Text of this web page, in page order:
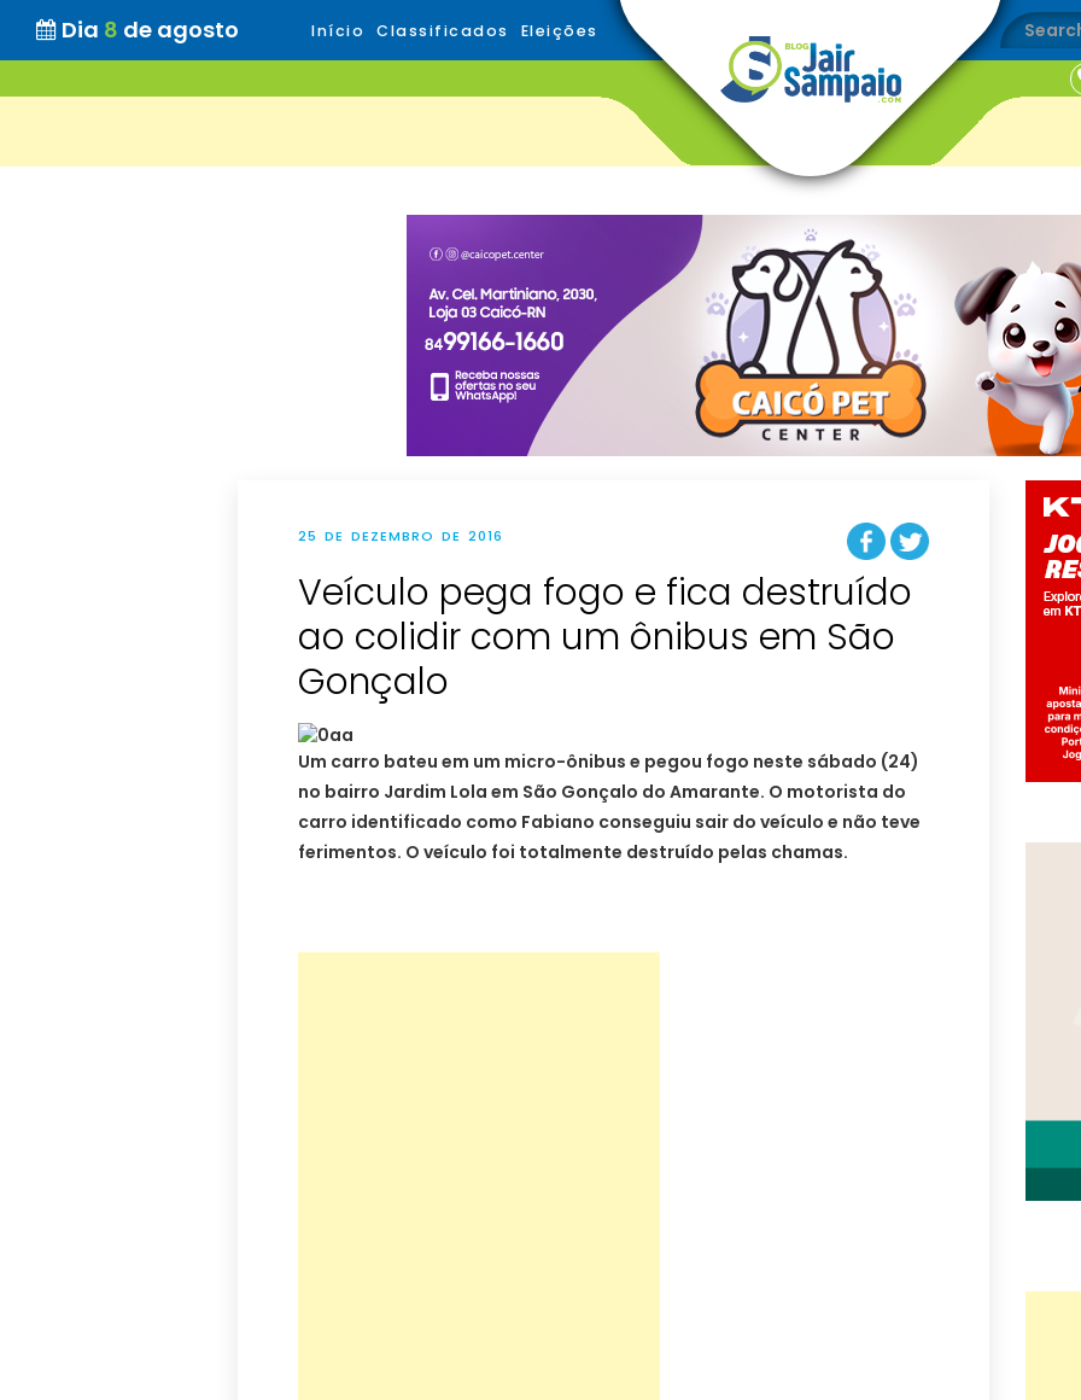
Dia 8 de agosto Início Classificados Eleições
25 DE DEZEMBRO DE 2016
Veículo pega fogo e fica destruído
ao colidir com um ônibus em São
Gonçalo
Um carro bateu em um micro-ônibus e pegou fogo neste sábado (24)
no bairro Jardim Lola em São Gonçalo do Amarante. O motorista do
carro identificado como Fabiano conseguiu sair do veículo e não teve
ferimentos. O veículo foi totalmente destruído pelas chamas.